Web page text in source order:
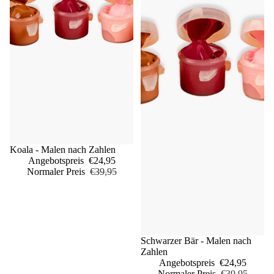
Sale
Koala - Malen nach Zahlen
Angebotspreis €24,95
Normaler Preis €39,95
Sale
Schwarzer Bär - Malen nach
Zahlen
Angebotspreis €24,95